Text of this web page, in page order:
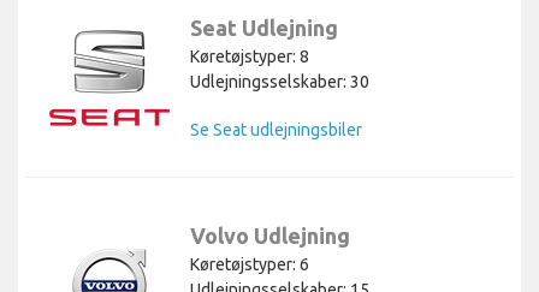
Seat Udlejning
Køretøjstyper: 8
Udlejningsselskaber: 30
Se Seat udlejningsbiler
Volvo Udlejning
Køretøjstyper: 6